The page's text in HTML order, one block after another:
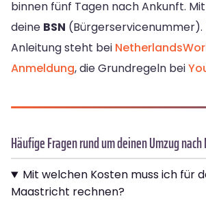
binnen fünf Tagen nach Ankunft.
deine BSN (Bürgerservicenummer).
Anleitung steht bei
Anmeldung, die Grundregeln bei
Häufige Fragen rund um deinen Umzug
Mit welchen Kosten muss ich für
Maastricht rechnen?